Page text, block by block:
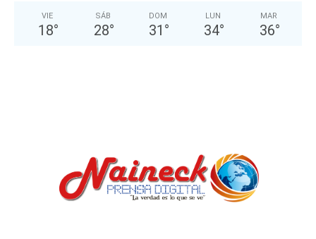
VIE
18°
SÁB
28°
DOM
31 °
LUN
34°
MAR
36°